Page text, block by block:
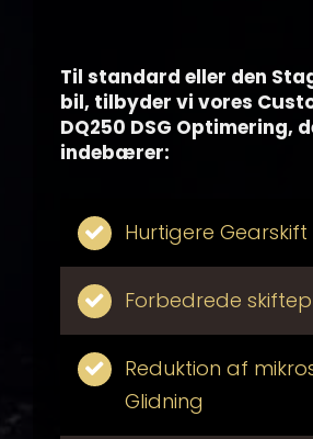
Til standard eller den
bil, tilbyder vi vores
DQ250 DSG Optimering,
indebærer:
Hurtigere Gearskift
Forbedrede
Reduktion af
Glidning